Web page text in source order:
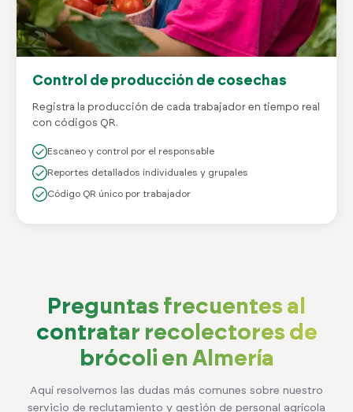
Control de producción de cosechas
Registra la producción de cada trabajador en tiempo real
con códigos QR.
Escaneo y control por el responsable
Reportes detallados individuales y grupales
Código QR único por trabajador
Preguntas frecuentes al
contratar recolectores de
brócoli en Almería
Aquí resolvemos las dudas más comunes sobre nuestro
servicio de reclutamiento y gestión de personal agrícola